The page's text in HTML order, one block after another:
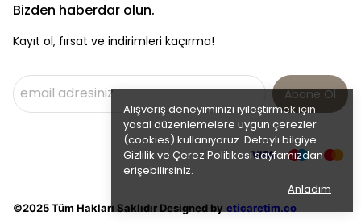
Alışveriş deneyiminizi iyileştirmek için
yasal düzenlemelere uygun çerezler
(cookies) kullanıyoruz. Detaylı bilgiye
Gizlilik ve Çerez Politikasısayfamızdan
erişebilirsiniz.
Anladım
Bizden haberdar olun.
Kayıt ol, fırsat ve indirimleri kaçırma!
Abone Ol
©2025 Tüm Hakları Saklıdır Designed by eticaretim.co